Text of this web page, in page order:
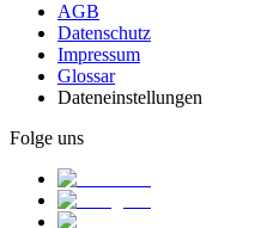
AGB
Datenschutz
Impressum
Glossar
Dateneinstellungen
Folge uns